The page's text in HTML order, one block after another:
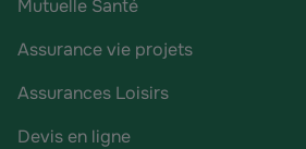
Mutuelle Santé
Assurance vie projets
Assurances Loisirs
Devis en ligne